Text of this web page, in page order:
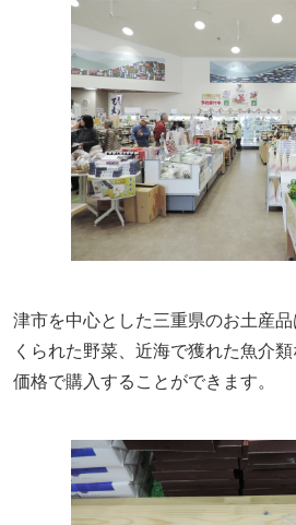
津市を中心とした三重県のお土産
くられた野菜、近海で獲れた魚介
価格で購入することができます。